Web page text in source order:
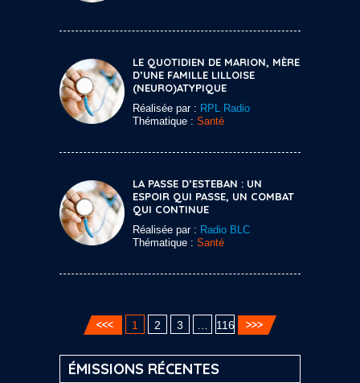
LE QUOTIDIEN DE MARION, MÈRE
D’UNE FAMILLE LILLOISE
(NEURO)ATYPIQUE
Réalisée par : RPL Radio
Thématique : Santé
LA PASSE D’ESTEBAN : UN
ESPOIR QUI PASSE, UN COMBAT
QUI CONTINUE
Réalisée par : Radio BLC
Thématique : Santé
1 2 3 116
ÉMISSIONS RÉCENTES